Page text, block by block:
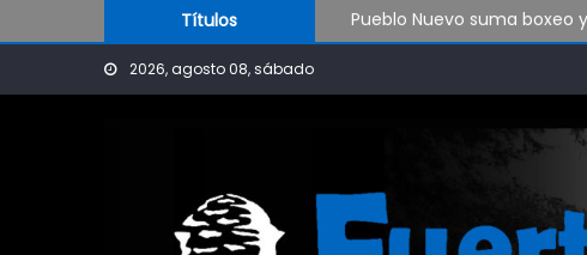
Títulos
Pueblo Nuevo suma boxeo
OPINIÓN: ¿Hasta cuándo
2026, agosto 08, sábado